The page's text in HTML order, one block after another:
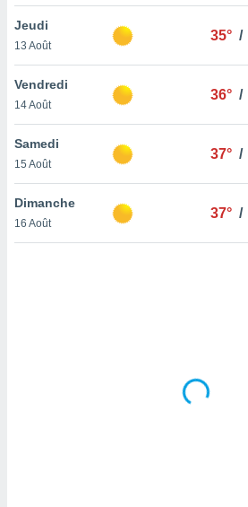
votre
à
en
le
Jeudi
13 Août
35° /
Vendredi
14 Août
36° /
Samedi
15 Août
37° /
Dimanche
16 Août
37° /